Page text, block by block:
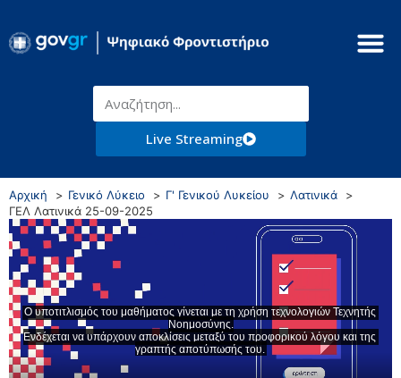
Live Streaming
Αρχική Γενικό Λύκειο Γ' Γενικού Λυκείου
Λατινικά
ΓΕΛ Λατινικά 25-09-2025